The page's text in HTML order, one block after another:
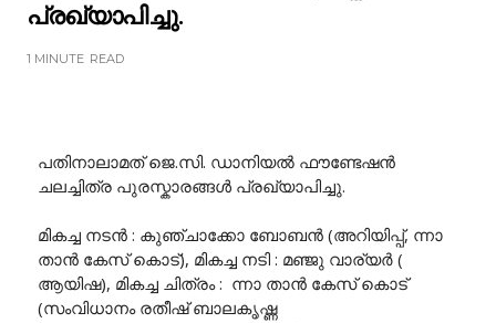
പ്രഖ്യാപിച്ചു.
1 MINUTE READ
പതിനാലാമത് ജെ.സി. ഡാനിയൽ ഫൗണ്ടേഷൻ
ചലച്ചിത്ര പുരസ്കാരങ്ങൾ പ്രഖ്യാപിച്ചു.
മികച്ച നടൻ : കുഞ്ചാക്കോ ബോബൻ (അറിയിപ്പ്, ന്നാ
താൻ കേസ് കൊട്), മികച്ച നടി : മഞ്ജു വാര്യർ (
ആയിഷ), മികച്ച ചിത്രം : ന്നാ താൻ കേസ് കൊട്
(സംവിധാനം രതീഷ് ബാലകൃഷ്ണ